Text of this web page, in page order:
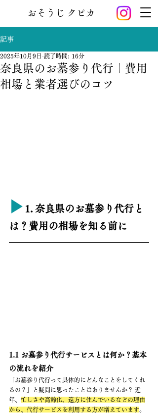
おそうじ クピカ
記事
奈良県のお墓参り代行｜費用
相場と業者選びのコツ
2025年10月9日 読了時間: 16分
▶︎ 1. 奈良県のお墓参り代行と
は？費用の相場を知る前に
1.1 お墓参り代行サービスとは何か？基本
の流れを紹介
「お墓参り代行って具体的にどんなことをしてくれ
るの？」と疑問に思ったことはありませんか？ 近
年、 忙しさや高齢化、遠方に住んでいるなどの理由
から、代行サービスを利用する方が増えています。